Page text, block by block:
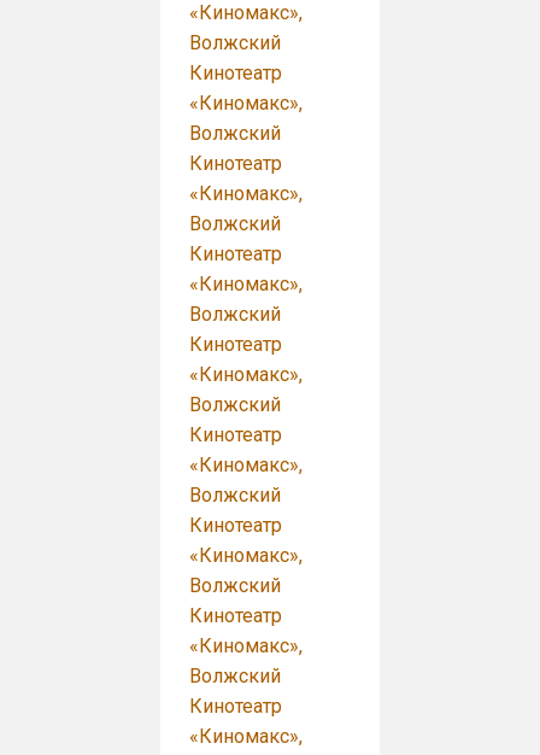
«Киномакс»,
Волжский
Кинотеатр
«Киномакс»,
Волжский
Кинотеатр
«Киномакс»,
Волжский
Кинотеатр
«Киномакс»,
Волжский
Кинотеатр
«Киномакс»,
Волжский
Кинотеатр
«Киномакс»,
Волжский
Кинотеатр
«Киномакс»,
Волжский
Кинотеатр
«Киномакс»,
Волжский
Кинотеатр
«Киномакс»,